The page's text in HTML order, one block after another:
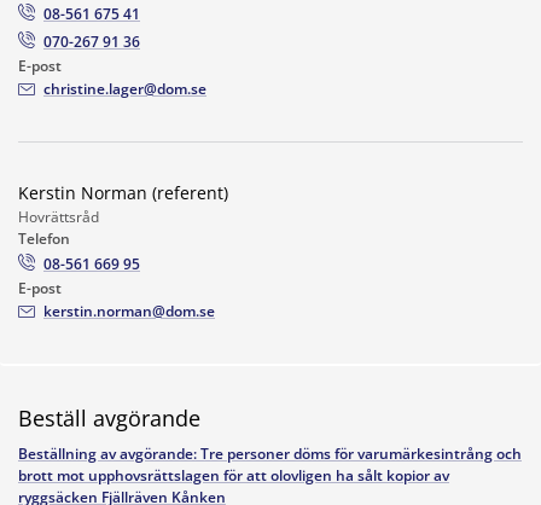
08-561 675 41
070-267 91 36
E-post
christine.lager@dom.se
Kerstin Norman (referent)
Hovrättsråd
Telefon
08-561 669 95
E-post
kerstin.norman@dom.se
Beställ avgörande
Beställning av avgörande: Tre personer döms för varumärkesintrång och
brott mot upphovsrättslagen för att olovligen ha sålt kopior av
ryggsäcken Fjällräven Kånken